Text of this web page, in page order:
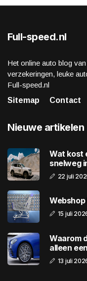
Full-speed.nl
Het online auto blog
verzekeringen, leuke
Full-speed.nl
Sitemap
Contact
Nieuwe artikelen
Wat kost
snelweg
22 juli
15 juli
Waarom
alleen
13 juli